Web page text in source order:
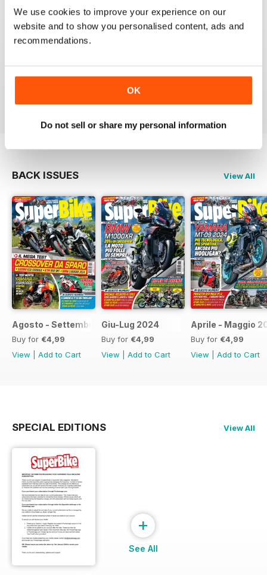
We use cookies to improve your experience on our
website and to show you personalised content, ads and
recommendations.
OK
Do not sell or share my personal information
SUPERBIKE ITALIA
Ben scritto, attendibile, divertente, con critiche mai
lasciate nascoste tra le righe e tante foto spettacolari.
Interessanti anche le sezioni sui consigli di guida,
Sicuramente il giornale di riferimento per chi ama le
moto sportive e le naked.
BACK ISSUES View All
Agosto - Settembre 2024
Buy for €4,99
View
Add to Cart
Giu-Lug 2024
Buy for €4,99
View
Add to Cart
Aprile - Maggio
Buy for €4,99
View
Add to Cart
SPECIAL EDITIONS View All
+
See All